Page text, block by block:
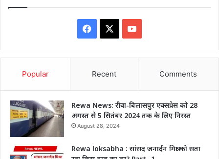
Facebook YouTube
Popular Recent Comments
Rewa News: रीवा-बिलासपुर एक्सप्रेस को 28
अगस्त से 5 सितंबर 2024 तक के लिए निरस्त
August 28, 2024
Rewa loksabha : सांसद जनार्दन मिश्रा को सता